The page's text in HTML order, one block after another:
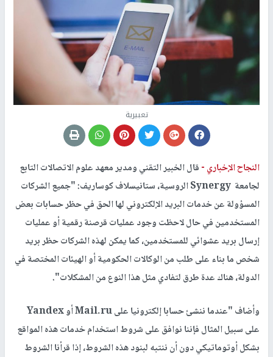
تعبيرية
النجاح الإخباري -قال الخبير التقني ومدير معهد علوم الاتصالات التابع
لجامعة Synergy الروسية، ستانيسلاف كوساريف: "جميع الشركات
المسؤولة عن خدمات البريد الإلكتروني لها الحق في حظر حسابات بعض
المستخدمين في حال لاحظت وجود عمليات قرصنة رقمية أو عمليات
إرسال بريد عشوائي للمستخدمين، كما يمكن لهذه الشركات حظر بريد
شخص ما بناء على طلب من الوكالات الحكومية أو الهيئات المختصة في
الدولة، هناك عدة طرق لتفادي مثل هذا النوع من المشكلات".
وأضاف "عندما ننشئ حسابا إلكترونيا على Mail.ru أو Yandex
على سبيل المثال فإننا نوافق على شروط استخدام خدمات هذه المواقع
بشكل أوتوماتيكي دون أن ننتبه لبنود هذه الشروط، إذا قرأنا الشروط